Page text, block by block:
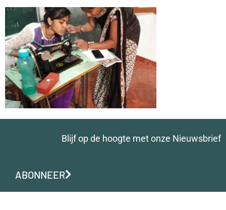
Blijf op de hoogte met onze Nieuwsbrief
ABONNEER